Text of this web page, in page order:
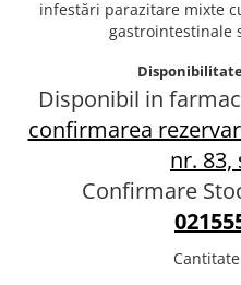
Lapte Caini
Hrana economica caini
Botnite
Castroane si boluri pentru
Custi transport - Caini
Hamuri, Lese si Zgarzi
Igiena si ingrijire pisici
Asternut litiera / Nisip / Silicat
Igiena Interior
Igiena Pisici
Perii si descalcitoare pisici
Sampoane si Balsamuri
Solutii Atractante si repelente
infestări parazitare mixte
gastrointestinale
Disponibil in
confirmarea
nr. 83,
Confirmare
Cantitate